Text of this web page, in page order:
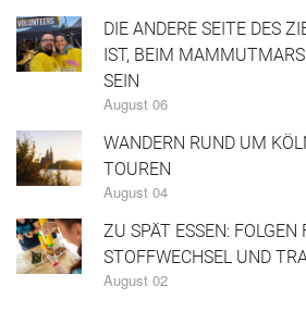
DIE ANDERE SEITE DES
IST, BEIM
SEIN
August 06
WANDERN RUND UM
TOUREN
August 04
ZU SPÄT ESSEN: FOLGEN
STOFFWECHSEL UND
August 02